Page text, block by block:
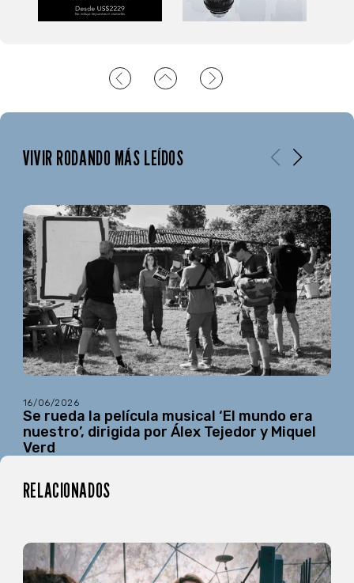
VIVIR RODANDO MÁS LEÍDOS
16/06/2026
Se rueda la película musical ‘El mundo era
nuestro’, dirigida por Álex Tejedor y Miquel
Verd
RELACIONADOS